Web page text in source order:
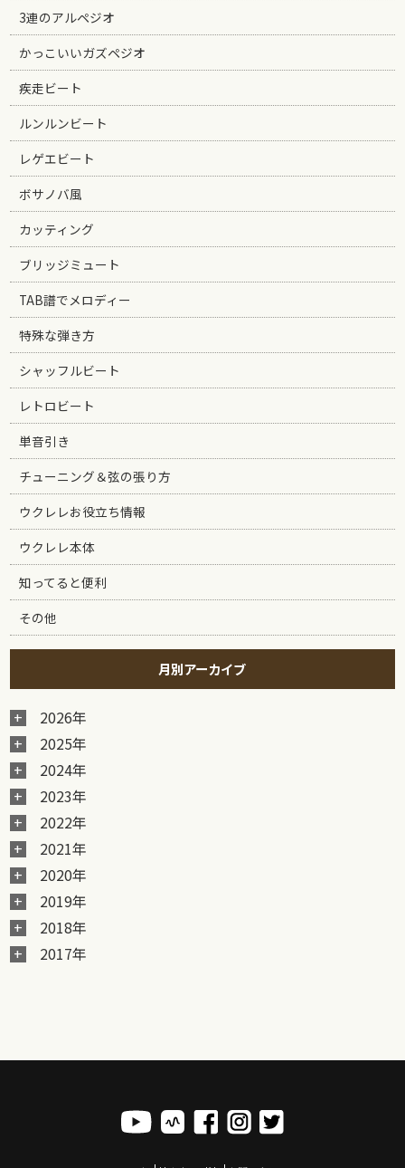
3連のアルペジオ
かっこいいガズペジオ
疾走ビート
ルンルンビート
レゲエビート
ボサノバ風
カッティング
ブリッジミュート
TAB譜でメロディー
特殊な弾き方
シャッフルビート
レトロビート
単音引き
チューニング＆弦の張り方
ウクレレお役立ち情報
ウクレレ本体
知ってると便利
その他
月別アーカイブ
2026年
2025年
2024年
2023年
2022年
2021年
2020年
2019年
2018年
2017年